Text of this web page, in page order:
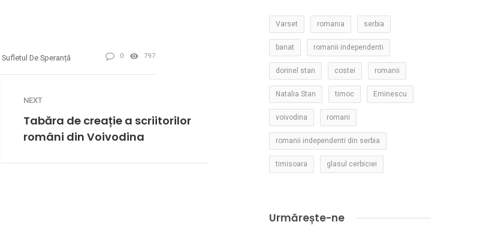
Sufletul De Speranță 0 797
NEXT
Tabăra de creație a scriitorilor
români din Voivodina
Varset romania serbia
banat romanii independenti
dorinel stan costei romanii
Natalia Stan timoc Eminescu
voivodina romani
romanii independenti din serbia
timisoara glasul cerbiciei
Urmărește-ne